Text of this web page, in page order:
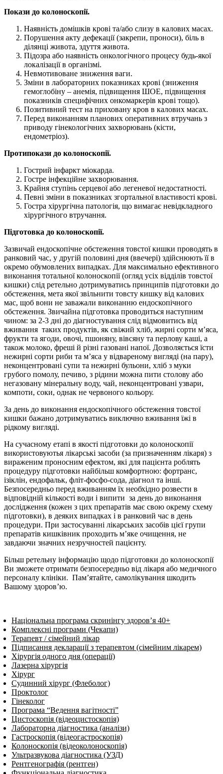
Покази до колоноскопії.
Наявність домішків крові та/або слизу в калових масах.
Порушення акту дефекації (закрепи, проноси), біль в
ділянці живота, здуття живота.
Підозра або наявність онкологічного процесу будь-якої
локалізації в організмі.
Невмотивоване зниження ваги.
Зміни в лабораторних показниках крові (зниження
гемоглобіну – анемія, підвищення ШОЕ, підвищення
показників специфічних онкомаркерів крові тощо).
Позитивний тест на приховану кров в калових масах.
Перед виконанням планових оперативних втручань з
приводу гінекологічних захворювань (кісти,
ендометріоз).
Протипокази до колоноскопії.
Гострий інфаркт міокарда.
Гостре інфекційне захворювання.
Крайня ступінь серцевої або легеневої недостатності.
Певні зміни в показниках згортальної властивості крові.
Гостра хірургічна патологія, що вимагає невідкладного
хірургічного втручання.
Підготовка до колоноскопії.
Зазвичай ендоскопічне обстеження товстої кишки проводять в
ранковий час, у другій половині дня (ввечері) здійснюють її в
окремо обумовлених випадках. Для максимально ефективного
виконання тотальної колоноскопії (огляд усіх відділів товстої
кишки) слід ретельно дотримуватись принципів підготовки до
обстеження, мета якої звільнити товсту кишку від калових
мас, щоб вони не заважали виконанню ендоскопічного
обстеження. Звичайна підготовка проводиться наступним
чином: за 2-3 дні до діагностування слід відмовитись від
вживання таких продуктів, як свіжий хліб, жирні сорти м’яса,
фрукти та ягоди, овочі, пшоняну, вівсяну та перлову каші, а
також молоко, фреші й різні газовані напої. Дозволяється їсти
нежирні сорти риби та м’яса у відвареному вигляді (на пару),
неконцентровані супи та нежирні бульони, хліб з муки
грубого помолу, печиво, з рідини можна пити столову або
негазовану мінеральну воду, чай, неконцентровані узвари,
компоти, соки, однак не червоного кольору.
За день до виконання ендоскопічного обстеження товстої
кишки бажано дотримуватись виключно вживання їжі в
рідкому вигляді.
На сучасному етапі в якості підготовки до колоноскопії
використовуютья лікарські засоби (за призначенням лікаря) з
вираженим проносним ефектом, які для пацієнта роблять
процедуру підготовки найбільш комфортною: фортранс,
ізіклін, ендофальк, фліт-фосфо-сода, діагнол та інші.
Безпосередньо перед вживанням їх необхідно розвести в
відповідній кількості води і випити за день до виконання
дослідження (кожен з цих препаратів має свою окрему схему
підготовки), в деяких випадках і в ранковий час в день
процедури. При застосуванні лікарських засобів цієї групи
препаратів кишківник проходить м’яке очищення, не
завдаючи значних незручностей пацієнту.
Більш ретельну інформацію щодо підготовки до колоноскопії
Ви зможете отримати безпосередньо від лікаря або медичного
персоналу клініки. Пам’ятайте, самолікування шкодить
Вашому здоров’ю.
Національна програма скринінгу здоров’я 40+
Комплексні програми (Чекапи)
Терапевт / сімейний лікар
Підписання декларації з терапевтом (сімейним лікарем)
Хірургія одного дня (операції)
Лазерна хірургія
Хірург
Судинний хірург (Флеболог)
Проктолог
Гінеколог
Програма “Ведення вагітності”
Цистоскопія (відеоцистоскопія)
Лабораторна діагностика (аналізи)
Гастроскопія (відеогастроскопія)
Колоноскопія (відеоколоноскопія)
Ультразвукова діагностика (УЗД)
Рентгенографія (рентген)